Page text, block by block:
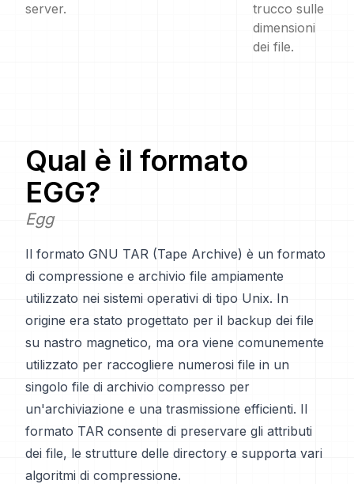
server.
trucco sulle
dimensioni
dei file.
Qual è il formato
EGG?
Egg
Il formato GNU TAR (Tape Archive) è un formato
di compressione e archivio file ampiamente
utilizzato nei sistemi operativi di tipo Unix. In
origine era stato progettato per il backup dei file
su nastro magnetico, ma ora viene comunemente
utilizzato per raccogliere numerosi file in un
singolo file di archivio compresso per
un'archiviazione e una trasmissione efficienti. Il
formato TAR consente di preservare gli attributi
dei file, le strutture delle directory e supporta vari
algoritmi di compressione.